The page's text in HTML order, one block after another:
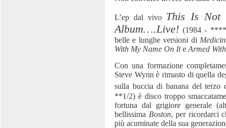
L’ep dal vivo This Is Not
Album….Live! (1984 -
belle e lunghe versioni di
With My Name On Ite Armed
Con una formazione
Steve Wynn è rimasto di quella
sulla buccia di banana del terzo
**1/2) è disco troppo
fortuna dal grigiore generale
bellissima Boston, per ricordarci
più acuminate della sua